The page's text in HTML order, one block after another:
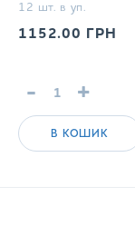
сильногазований
12 шт. в уп.
1152.00 ГРН
- +
В КОШИК